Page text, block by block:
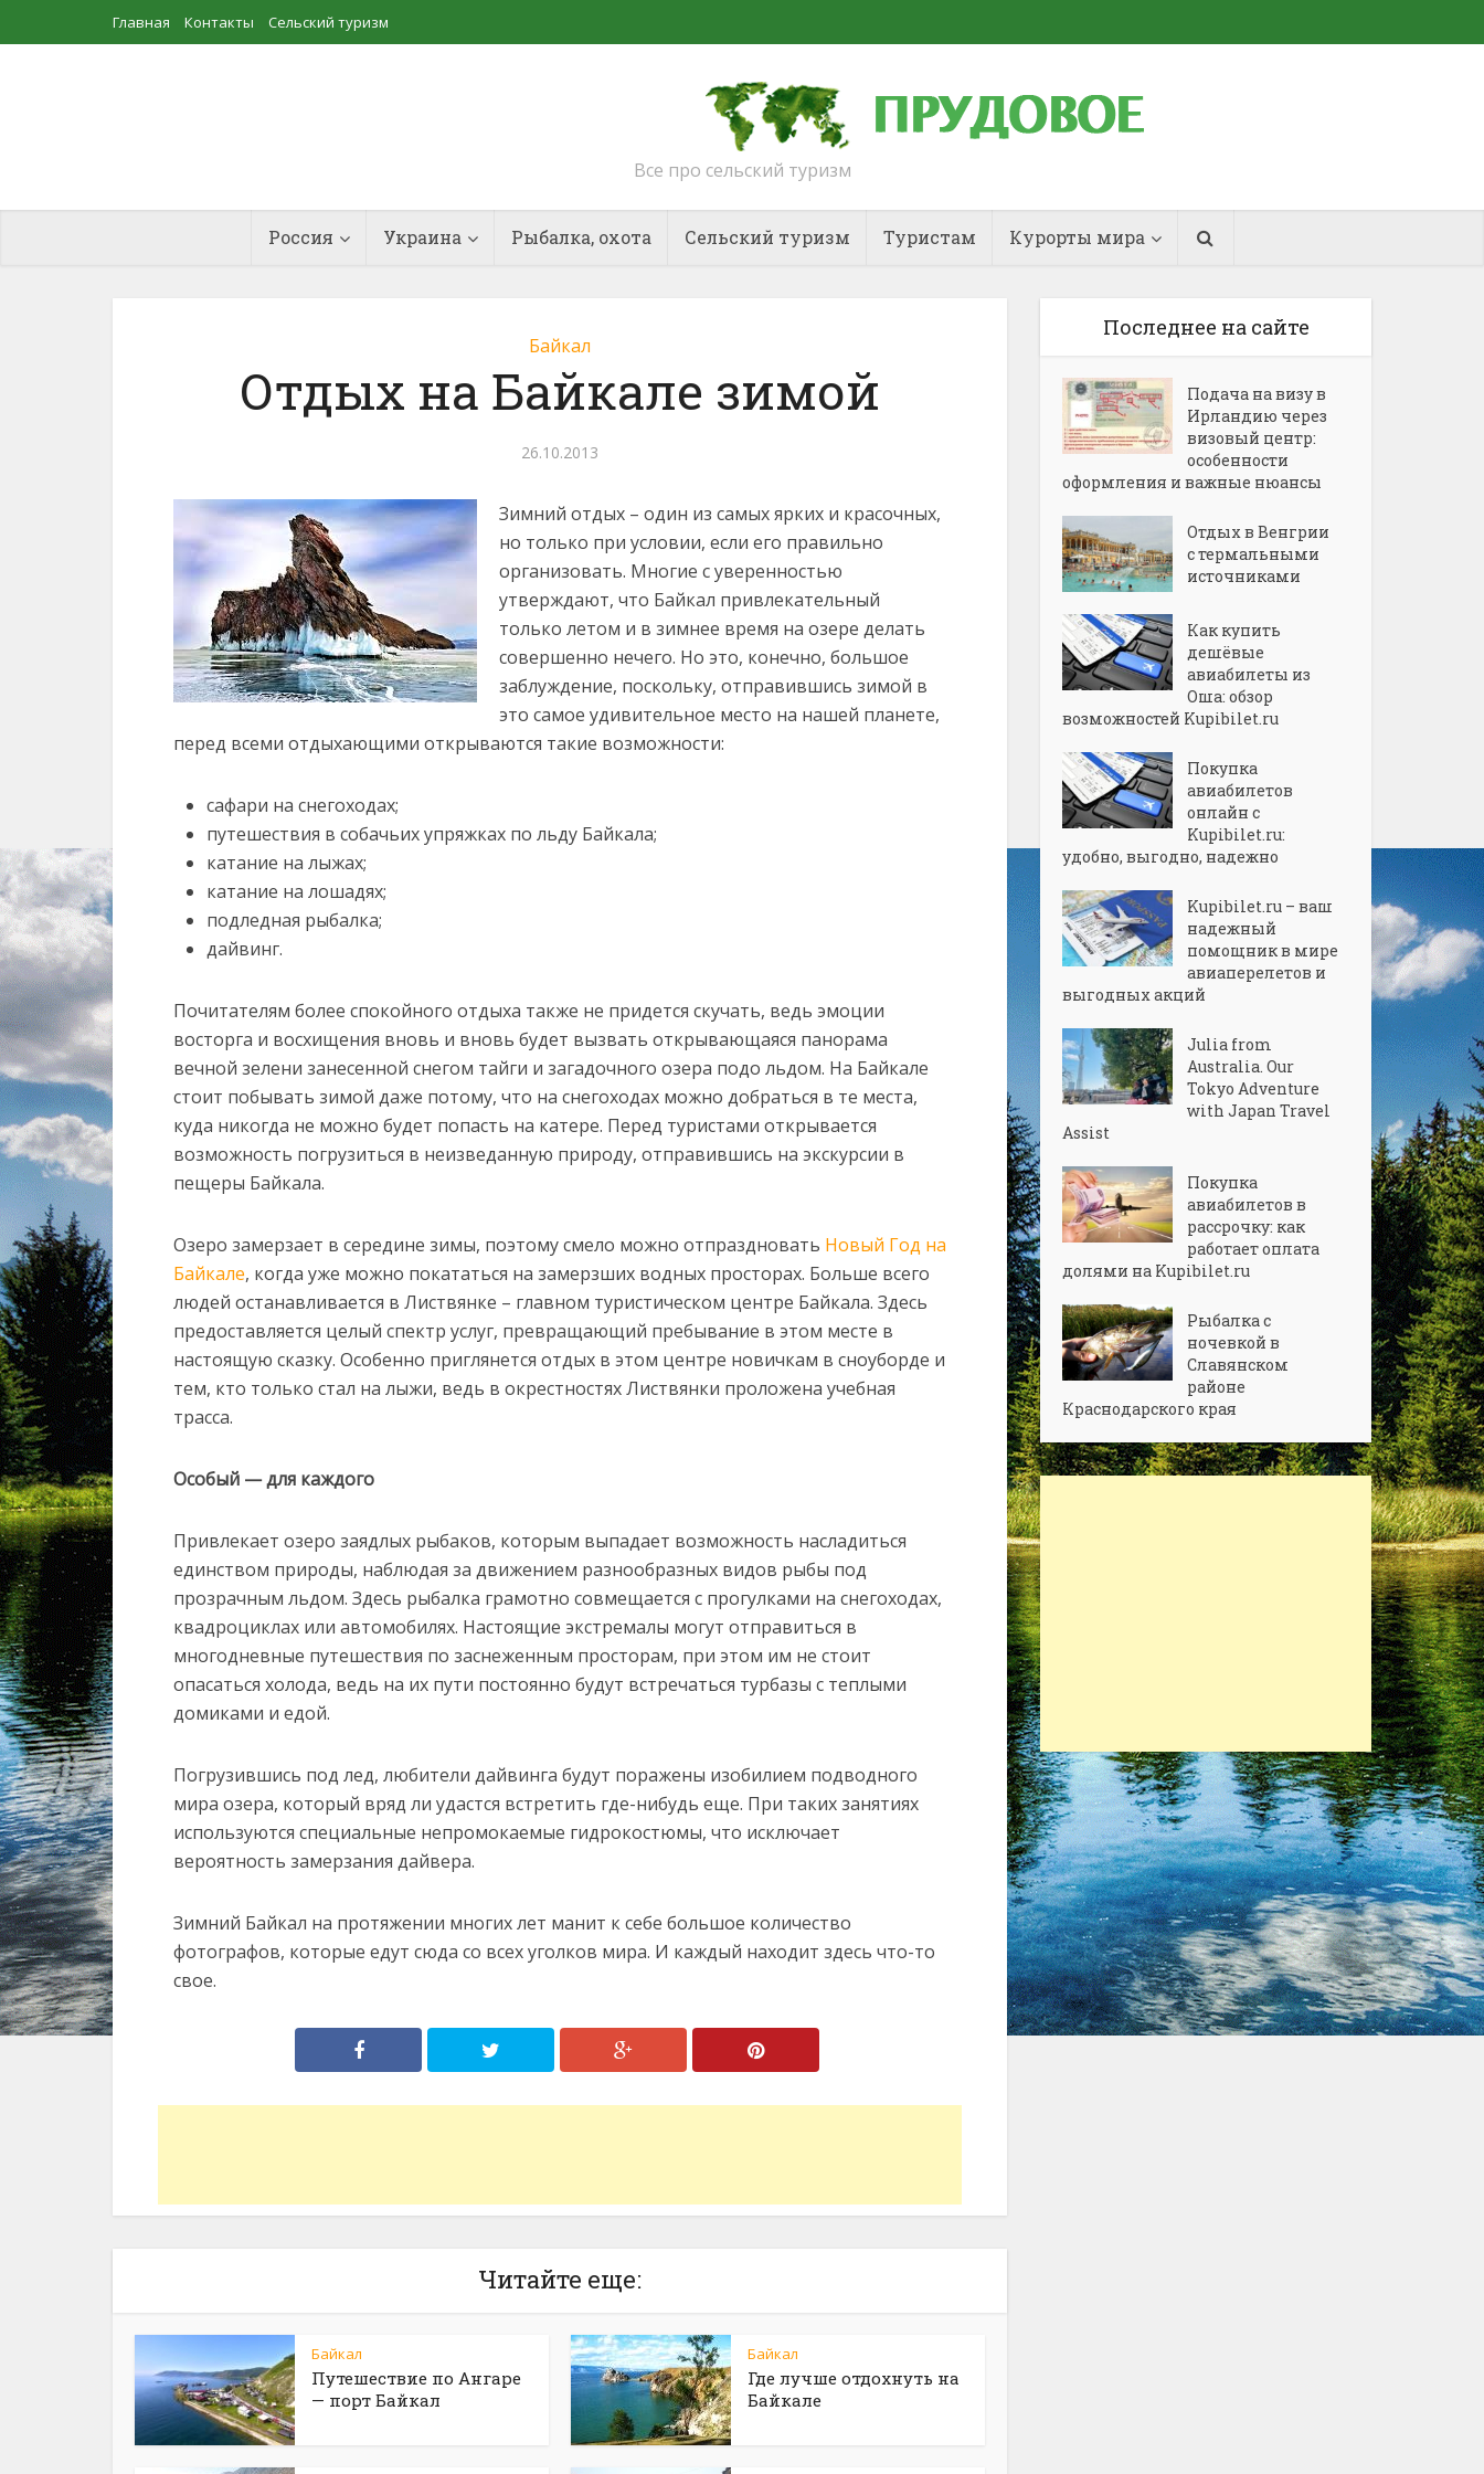
Главная Контакты Сельский туризм
Все про сельский туризм
Россия Украина Рыбалка, охота Сельский туризм Туристам Курорты мира
Байкал
Отдых на Байкале зимой
26.10.2013
Зимний отдых – один из самых ярких и красочных,
но только при условии, если его правильно
организовать. Многие с уверенностью
утверждают, что Байкал привлекательный
только летом и в зимнее время на озере делать
совершенно нечего. Но это, конечно, большое
заблуждение, поскольку, отправившись зимой в
это самое удивительное место на нашей планете,
перед всеми отдыхающими открываются такие возможности:
сафари на снегоходах;
путешествия в собачьих упряжках по льду Байкала;
катание на лыжах;
катание на лошадях;
подледная рыбалка;
дайвинг.
Почитателям более спокойного отдыха также не придется скучать, ведь эмоции
восторга и восхищения вновь и вновь будет вызвать открывающаяся панорама
вечной зелени занесенной снегом тайги и загадочного озера подо льдом. На Байкале
стоит побывать зимой даже потому, что на снегоходах можно добраться в те места,
куда никогда не можно будет попасть на катере. Перед туристами открывается
возможность погрузиться в неизведанную природу, отправившись на экскурсии в
пещеры Байкала.
Озеро замерзает в середине зимы, поэтому смело можно отпраздновать Новый Год на
Байкале, когда уже можно покататься на замерзших водных просторах. Больше всего
людей останавливается в Листвянке – главном туристическом центре Байкала. Здесь
предоставляется целый спектр услуг, превращающий пребывание в этом месте в
настоящую сказку. Особенно приглянется отдых в этом центре новичкам в сноуборде и
тем, кто только стал на лыжи, ведь в окрестностях Листвянки проложена учебная
трасса.
Особый — для каждого
Привлекает озеро заядлых рыбаков, которым выпадает возможность насладиться
единством природы, наблюдая за движением разнообразных видов рыбы под
прозрачным льдом. Здесь рыбалка грамотно совмещается с прогулками на снегоходах,
квадроциклах или автомобилях. Настоящие экстремалы могут отправиться в
многодневные путешествия по заснеженным просторам, при этом им не стоит
опасаться холода, ведь на их пути постоянно будут встречаться турбазы с теплыми
домиками и едой.
Погрузившись под лед, любители дайвинга будут поражены изобилием подводного
мира озера, который вряд ли удастся встретить где-нибудь еще. При таких занятиях
используются специальные непромокаемые гидрокостюмы, что исключает
вероятность замерзания дайвера.
Зимний Байкал на протяжении многих лет манит к себе большое количество
фотографов, которые едут сюда со всех уголков мира. И каждый находит здесь что-то
свое.
Читайте еще:
Байкал
Путешествие по Ангаре
— порт Байкал
Байкал
Где лучше отдохнуть на
Байкале
Последнее на сайте
Подача на визу в
Ирландию через
визовый центр:
особенности
оформления и важные нюансы
Отдых в Венгрии
с термальными
источниками
Как купить
дешёвые
авиабилеты из
Оша: обзор
возможностей Kupibilet.ru
Покупка
авиабилетов
онлайн с
Kupibilet.ru:
удобно, выгодно, надежно
Kupibilet.ru – ваш
надежный
помощник в мире
авиаперелетов и
выгодных акций
Julia from
Australia. Our
Tokyo Adventure
with Japan Travel
Assist
Покупка
авиабилетов в
рассрочку: как
работает оплата
долями на Kupibilet.ru
Рыбалка с
ночевкой в
Славянском
районе
Краснодарского края